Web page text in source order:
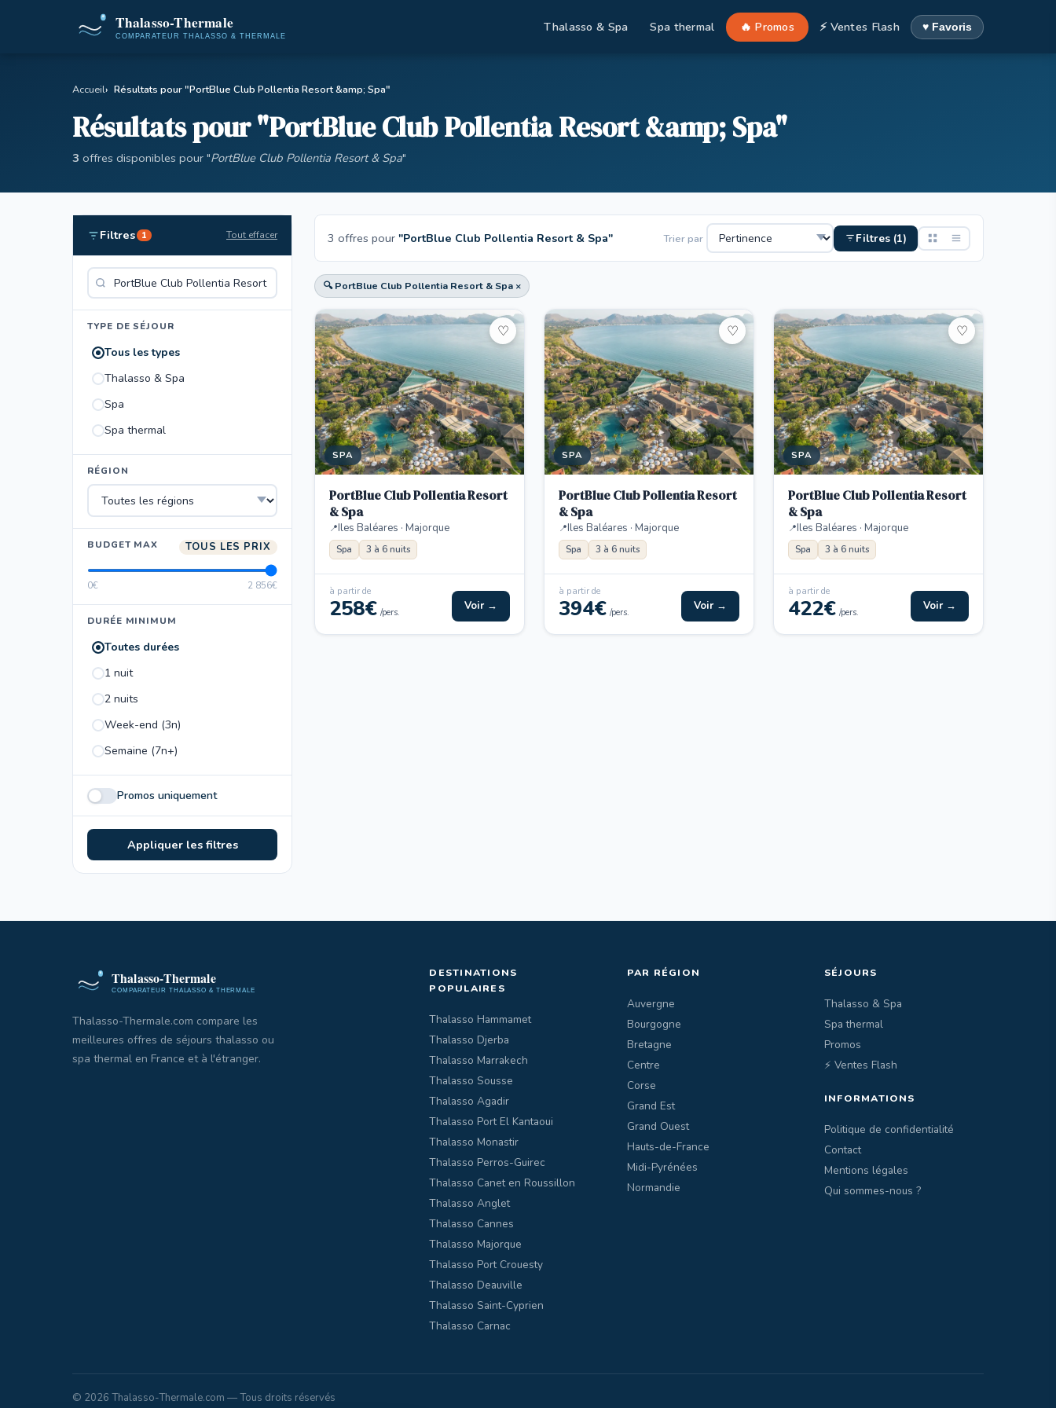
Thalasso & Spa Spa thermal 🔥 Promos ⚡ Ventes Flash ♥ Favoris
Accueil Résultats pour "PortBlue Club Pollentia Resort &amp; Spa"
Résultats pour "PortBlue Club Pollentia Resort &amp; Spa"
3 offres disponibles pour "PortBlue Club Pollentia Resort & Spa"
Filtres 1 Tout effacer
TYPE DE SÉJOUR
Tous les types
Thalasso & Spa
Spa
Spa thermal
RÉGION
BUDGET MAX TOUS LES PRIX
0€ 2 856€
DURÉE MINIMUM
Toutes durées
1 nuit
2 nuits
Week-end (3n)
Semaine (7n+)
Promos uniquement
Appliquer les filtres
3 offres pour "PortBlue Club Pollentia Resort & Spa" Trier par Filtres (1)
🔍 PortBlue Club Pollentia Resort & Spa ×
SPA
♡
PortBlue Club Pollentia Resort
& Spa
Iles Baléares · Majorque
Spa 3 à 6 nuits
à partir de
258€ /pers. Voir →
SPA
♡
PortBlue Club Pollentia Resort
& Spa
Iles Baléares · Majorque
Spa 3 à 6 nuits
à partir de
394€ /pers. Voir →
SPA
♡
PortBlue Club Pollentia Resort
& Spa
Iles Baléares · Majorque
Spa 3 à 6 nuits
à partir de
422€ /pers. Voir →
Thalasso-Thermale.com compare les
meilleures offres de séjours thalasso ou
spa thermal en France et à l'étranger.
DESTINATIONS
POPULAIRES
Thalasso Hammamet
Thalasso Djerba
Thalasso Marrakech
Thalasso Sousse
Thalasso Agadir
Thalasso Port El Kantaoui
Thalasso Monastir
Thalasso Perros-Guirec
Thalasso Canet en Roussillon
Thalasso Anglet
Thalasso Cannes
Thalasso Majorque
Thalasso Port Crouesty
Thalasso Deauville
Thalasso Saint-Cyprien
Thalasso Carnac
PAR RÉGION
Auvergne
Bourgogne
Bretagne
Centre
Corse
Grand Est
Grand Ouest
Hauts-de-France
Midi-Pyrénées
Normandie
SÉJOURS
Thalasso & Spa
Spa thermal
Promos
⚡ Ventes Flash
INFORMATIONS
Politique de confidentialité
Contact
Mentions légales
Qui sommes-nous ?
© 2026 Thalasso-Thermale.com — Tous droits réservés